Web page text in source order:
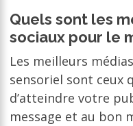
Quels sont les
sociaux pour le
Les meilleurs
sensoriel sont ceux
d’atteindre votre
message et au bon